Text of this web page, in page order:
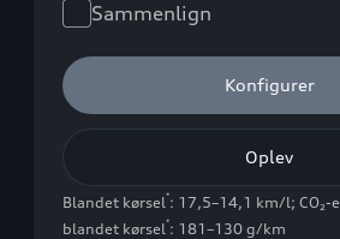
Sammenlign
Konfigurer
Oplev
Blandet kørsel*: 17,5–14,1 km/l; CO₂-
blandet kørsel*: 181–130 g/km